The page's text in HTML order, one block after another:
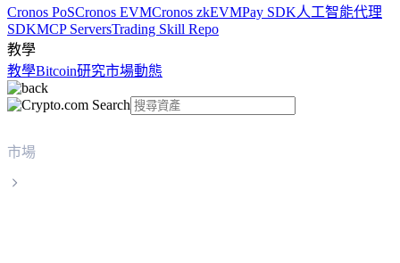
Cronos PoSCronos EVMCronos zkEVMPay SDK人工智能代理
SDKMCP ServersTrading Skill Repo
教學
教學Bitcoin研究市場動態
市場